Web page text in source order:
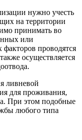
нужно учесть
на территории
принимать во
или
проводятся
осуществляется
ливневой
для проживания,
При этом подобные
любого типа